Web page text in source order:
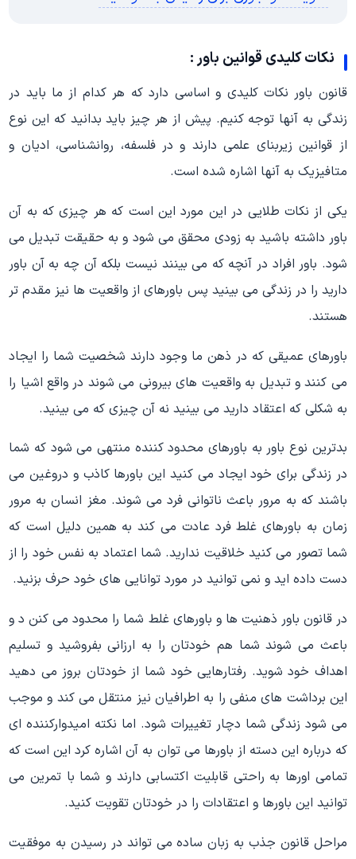
نکات کلیدی قوانین باور :
قانون باور نکات کلیدی و اساسی دارد که هر کدام از ما باید در
زندگی به آنها توجه کنیم. پیش از هر چیز باید بدانید که این نوع
از قوانین زیربنای علمی دارند و در فلسفه، روانشناسی، ادیان و
متافیزیک به آنها اشاره شده است.
یکی از نکات طلایی در این مورد این است که هر چیزی که به آن
باور داشته باشید به زودی محقق می شود و به حقیقت تبدیل می
شود. باور افراد در آنچه که می بینند نیست بلکه آن چه به آن باور
دارید را در زندگی می بینید پس باورهای از واقعیت ها نیز مقدم تر
هستند.
باورهای عمیقی که در ذهن ما وجود دارند شخصیت شما را ایجاد
می کنند و تبدیل به واقعیت های بیرونی می شوند در واقع اشیا را
به شکلی که اعتقاد دارید می بینید نه آن چیزی که می بینید.
بدترین نوع باور به باورهای محدود کننده منتهی می شود که شما
در زندگی برای خود ایجاد می کنید این باورها کاذب و دروغین می
باشند که به مرور باعث ناتوانی فرد می شوند. مغز انسان به مرور
زمان به باورهای غلط فرد عادت می کند به همین دلیل است که
شما تصور می کنید خلاقیت ندارید. شما اعتماد به نفس خود را از
دست داده اید و نمی توانید در مورد توانایی های خود حرف بزنید.
در قانون باور ذهنیت ها و باورهای غلط شما را محدود می کنن د و
باعث می شوند شما هم خودتان را به ارزانی بفروشید و تسلیم
اهداف خود شوید. رفتارهایی خود شما از خودتان بروز می دهید
این برداشت های منفی را به اطرافیان نیز منتقل می کند و موجب
می شود زندگی شما دچار تغییرات شود. اما نکته امیدوارکننده ای
که درباره این دسته از باورها می توان به آن اشاره کرد این است که
تمامی اورها به راحتی قابلیت اکتسابی دارند و شما با تمرین می
توانید این باورها و اعتقادات را در خودتان تقویت کنید.
مراحل قانون جذب به زبان ساده می تواند در رسیدن به موفقیت